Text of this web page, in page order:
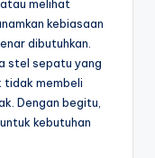
melihat
kebiasaan
dibutuhkan.
stel sepatu yang
tidak membeli
Dengan begitu,
kebutuhan